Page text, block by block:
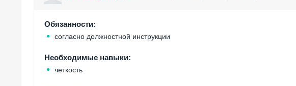
Обязанности:
согласно должностной инструкции
Необходимые навыки:
четкость